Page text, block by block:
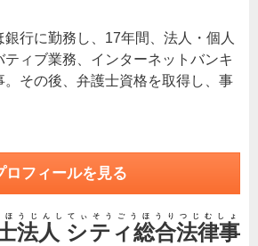
行に勤務し、17年間、法人・個人
ィブ業務、インターネットバンキ
。その後、弁護士資格を取得し、事
ロフィールを見る
法人 シティ総合法律事
ほうじんしてぃそうごうほうりつじむしょ